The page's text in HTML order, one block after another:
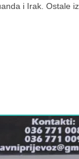
i Irak. Ostale